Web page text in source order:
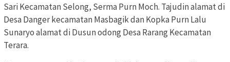
Sari Kecamatan Selong, Serma Purn Moch. Tajudin alamat di
Desa Danger kecamatan Masbagik dan Kopka Purn Lalu
Sunaryo alamat di Dusun odong Desa Rarang Kecamatan
Terara.